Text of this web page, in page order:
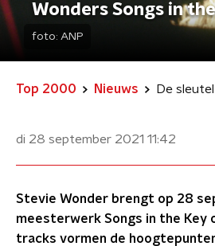
Wonders Songs in
foto: ANP
Top 2000 Nieuws
di 28 september 2021 11:42
Stevie Wonder brengt op 28
meesterwerk Songs in the Key
tracks vormen de